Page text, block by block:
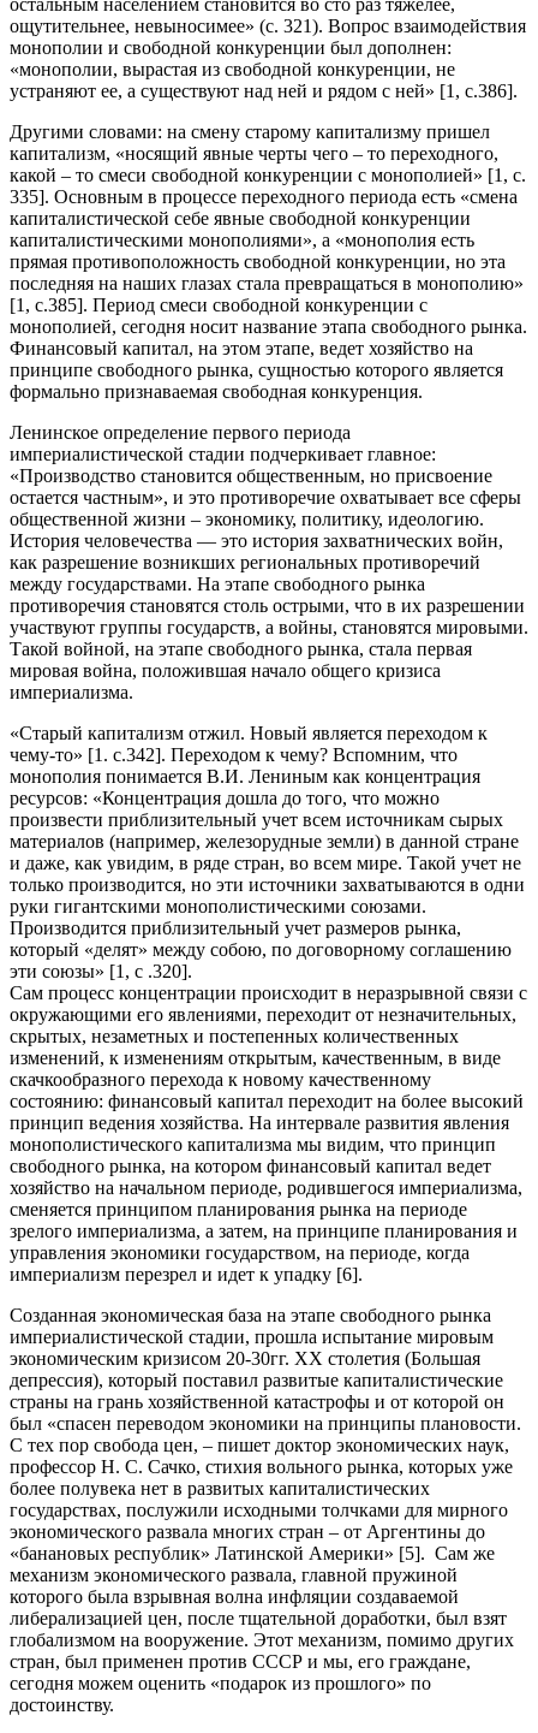
ощутительнее, невыносимее» (с. 321). Вопрос взаимодействия
монополии и свободной конкуренции был дополнен:
«монополии, вырастая из свободной конкуренции, не
устраняют ее, а существуют над ней и рядом с ней» [1, с.386].
Другими словами: на смену старому капитализму пришел
капитализм, «носящий явные черты чего – то переходного,
какой – то смеси свободной конкуренции с монополией» [1, c.
335]. Основным в процессе переходного периода есть «смена
капиталистической себе явные свободной конкуренции
капиталистическими монополиями», а «монополия есть
прямая противоположность свободной конкуренции, но эта
последняя на наших глазах стала превращаться в монополию»
[1, с.385]. Период смеси свободной конкуренции с
монополией, сегодня носит название этапа свободного рынка.
Финансовый капитал, на этом этапе, ведет хозяйство на
принципе свободного рынка, сущностью которого является
формально признаваемая свободная конкуренция.
Ленинское определение первого периода
империалистической стадии подчеркивает главное:
«Производство становится общественным, но присвоение
остается частным», и это противоречие охватывает все сферы
общественной жизни – экономику, политику, идеологию.
История человечества — это история захватнических войн,
как разрешение возникших региональных противоречий
между государствами. На этапе свободного рынка
противоречия становятся столь острыми, что в их разрешении
участвуют группы государств, а войны, становятся мировыми.
Такой войной, на этапе свободного рынка, стала первая
мировая война, положившая начало общего кризиса
империализма.
«Старый капитализм отжил. Новый является переходом к
чему-то» [1. с.342]. Переходом к чему? Вспомним, что
монополия понимается В.И. Лениным как концентрация
ресурсов: «Концентрация дошла до того, что можно
произвести приблизительный учет всем источникам сырых
материалов (например, железорудные земли) в данной стране
и даже, как увидим, в ряде стран, во всем мире. Такой учет не
только производится, но эти источники захватываются в одни
руки гигантскими монополистическими союзами.
Производится приблизительный учет размеров рынка,
который «делят» между собою, по договорному соглашению
эти союзы» [1, с .320].
Сам процесс концентрации происходит в неразрывной связи с
окружающими его явлениями, переходит от незначительных,
скрытых, незаметных и постепенных количественных
изменений, к изменениям открытым, качественным, в виде
скачкообразного перехода к новому качественному
состоянию: финансовый капитал переходит на более высокий
принцип ведения хозяйства. На интервале развития явления
монополистического капитализма мы видим, что принцип
свободного рынка, на котором финансовый капитал ведет
хозяйство на начальном периоде, родившегося империализма,
сменяется принципом планирования рынка на периоде
зрелого империализма, а затем, на принципе планирования и
управления экономики государством, на периоде, когда
империализм перезрел и идет к упадку [6].
Созданная экономическая база на этапе свободного рынка
империалистической стадии, прошла испытание мировым
экономическим кризисом 20-30гг. ХХ столетия (Большая
депрессия), который поставил развитые капиталистические
страны на грань хозяйственной катастрофы и от которой он
был «спасен переводом экономики на принципы плановости.
С тех пор свобода цен, – пишет доктор экономических наук,
профессор Н. С. Сачко, стихия вольного рынка, которых уже
более полувека нет в развитых капиталистических
государствах, послужили исходными толчками для мирного
экономического развала многих стран – от Аргентины до
«банановых республик» Латинской Америки» [5]. Сам же
механизм экономического развала, главной пружиной
которого была взрывная волна инфляции создаваемой
либерализацией цен, после тщательной доработки, был взят
глобализмом на вооружение. Этот механизм, помимо других
стран, был применен против СССР и мы, его граждане,
сегодня можем оценить «подарок из прошлого» по
достоинству.